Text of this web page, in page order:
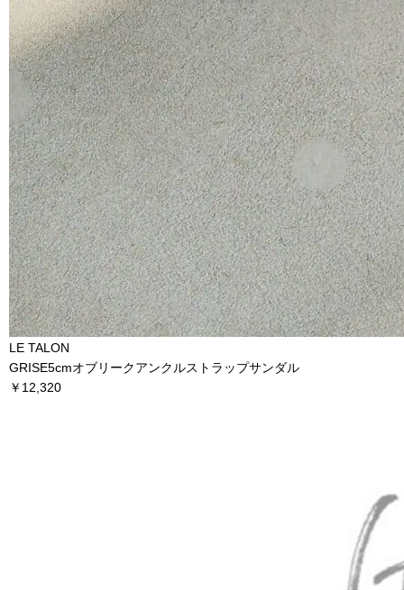
LE TALON
GRISE5cmオブリークアンクルストラップサンダル
￥12,320